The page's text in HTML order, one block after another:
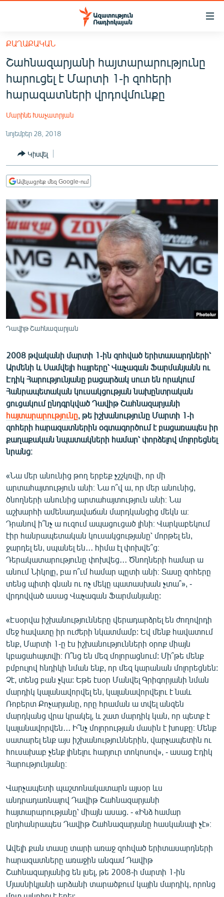
Մատչելիության
հիմնական
բովանդակությանը
Անցնել
հիմնական
մենյուին
ՔԱՂԱՔԱԿԱՆ
ՏՆՏԵՍՈՒԹՅՈՒՆ
ՂԱՐԱԲԱՂ
ՏԱՐԱԾԱՇՐՋԱՆ
ՄԻՋԱԶԳԱՅԻՆ
ՄՇԱԿՈՒՅԹ
ՍՊՈՐՏ
ՄԵԿՆԱԲԱՆՈՒԹՅՈՒՆ
ՏՏ ԵՒ ԻՆՏԵՐՆԵՏ
ՏԵՍԱՆՅՈՒԹԵՐ
ԲԱՆԱՎԵՃ
ՁԳՏԵԼՈՎ ԼԱՎԱԳՈՒՅՆԻՆ
ՓՈԴՔԱՍԹ
Հայերեն
English
Русский
ՀԵՏԵՎԵՔ ՄԵԶ
«Ազատության» բոլոր կայքերը
ՔԱՂԱՔԱԿԱՆ
Շահնազարյանի հայտարարությունը
հարուցել է Մարտի 1-ի զոհերի
հարազատների վրդովմունքը
Մարինե Խաչատրյան
նոյեմբեր 28, 2018
Կիսվել
Ավելացրեք մեզ Google-ում
Դավիթ Շահնազարյան
2008 թվականի մարտի 1-ին զոհված երիտասարդների՝
Արմենի և Սամվելի հայրերը՝ Վաչագան Ֆարմանյանն ու
Էդիկ Հարությունյանը բացարձակ սուտ են որակում
Հանրապետական կուսակցության նախընտրական
ցուցակում ընդգրկված Դավիթ Շահնազարյանի
հայտարարությունը , թե իշխանությունը Մարտի 1-ի
զոհերի հարազատներին օգտագործում է բացառապես իր
քաղաքական նպատակների համար՝ փորձելով մոլորեցնել
նրանց։
«Նա մեր անունից թող երբեք չշշկռվի, որ մի
արտահայտություն անի։ Նա ո՞վ ա, որ մեր անունից,
ծնողների անունից արտահայտություն անի։ Նա
աշխարհի ամենադավաճան մարդկանցից մեկն ա։
Դրանով ի՞նչ ա ուզում ապացուցած լինի։ Վարկաբեկում
էիր հանրապետական կուսակցությանը՝ մորթել են,
ջարդել են, սպանել են․․․ հիմա էլ փոխվե՞ց։
Դերակատարությունը փոխվեց․․․ Ծնողների համար ա
անում Նիկոլը, բա ո՞ւմ համար պըտի անի։ Տասը զոհերը
տենց պիտի գնան ու ոչ մեկը պատասխան չտա՞», -
վրդովված ասաց Վաչագան Ֆարմանյանը:
«Էսօրվա իշխանությունները վերադարձրել են ժողովրդի
մեջ հավատը իր ուժերի նկատմամբ: Եվ մենք հավատում
ենք, Մարտի 1-ը էս իշխանությունների օրոք միայն
կբացահայտվի։ Ո՞նց են մեզ մոլորացնում: Մի՞թե մենք
բմբուլով հնդիկի նման ենք, որ մեզ կարանան մոլորեցնեն:
Չէ, տենց բան չկա: Եթե էսօր Մանվել Գրիգորյանի նման
մարդիկ կալանավորվել են, կալանավորվելու է նաև
Ռոբերտ Քոչարյանը, որը հրաման ա տվել անզեն
մարդկանց վրա կրակել, և շատ մարդիկ կան, որ պետք է
կալանավորվեն․․․ Ի՞նչ մոլորության մասին է խոսքը։ Մենք
սատարել ենք այս իշխանություններին, վարչապետին ու
հուսախաբ չենք լինելու հարյուր տոկոսով», - ասաց Էդիկ
Հարությունյանը։
Վարչապետի պաշտոնակատարն այսօր ևս
անդրադառնալով Դավիթ Շահնազարյանի
հայտարարությանը՝ միայն ասաց. - «Ինձ համար
ընդհանրապես Դավիթ Շահնազարյանը հասկանալի չէ»։
Ավելի քան տասը տարի առաջ զոհված երիտասարդների
հարազատները առաջին անգամ Դավիթ
Շահնազարյանից են լսել, թե 2008-ի մարտի 1-ին
Մյասնիկյանի արձանի տարածքում կային մարդիկ, որոնց